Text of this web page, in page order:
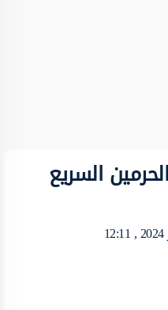
السريع